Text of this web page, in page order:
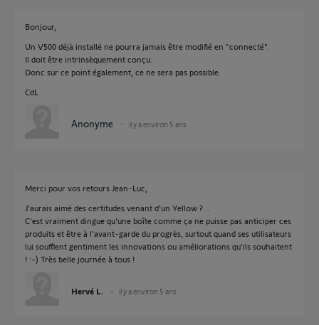
Bonjour,
Un V500 déjà installé ne pourra jamais être modifié en "connecté".
Il doit être intrinsèquement conçu.
Donc sur ce point également, ce ne sera pas possible.
CdL
Anonyme il y a environ 5 ans
Merci pour vos retours Jean-Luc,
J'aurais aimé des certitudes venant d'un Yellow ?...
C'est vraiment dingue qu'une boîte comme ça ne puisse pas anticiper ces
produits et être à l'avant-garde du progrès, surtout quand ses utilisateurs
lui soufflent gentiment les innovations ou améliorations qu'ils souhaitent
! :-) Très belle journée à tous !
Hervé L. il y a environ 5 ans